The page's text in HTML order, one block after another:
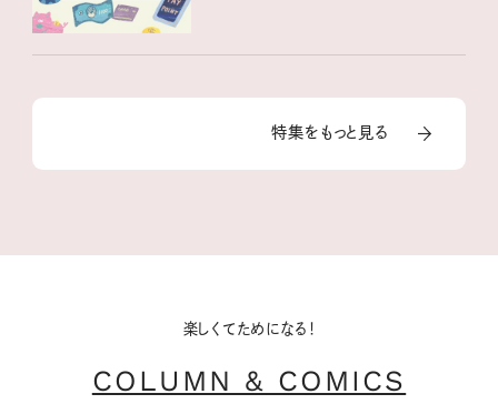
特集をもっと見る
楽しくてためになる！
COLUMN & COMICS